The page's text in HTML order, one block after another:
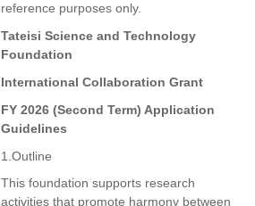
reference purposes only.
Tateisi Science and Technology
Foundation
International Collaboration Grant
FY 2026 (Second Term) Application
Guidelines
1.Outline
This foundation supports research
activities that promote harmony between